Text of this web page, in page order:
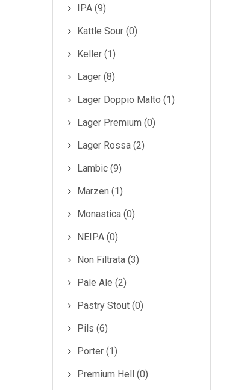
IPA (9)
Kattle Sour (0)
Keller (1)
Lager (8)
Lager Doppio Malto (1)
Lager Premium (0)
Lager Rossa (2)
Lambic (9)
Marzen (1)
Monastica (0)
NEIPA (0)
Non Filtrata (3)
Pale Ale (2)
Pastry Stout (0)
Pils (6)
Porter (1)
Premium Hell (0)